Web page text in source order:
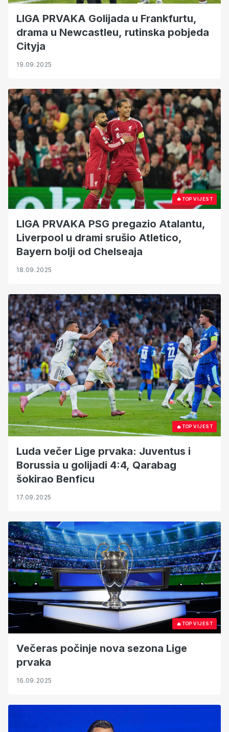
LIGA PRVAKA Golijada u Frankfurtu,
drama u Newcastleu, rutinska pobjeda
Cityja
19.09.2025
🔥TOP VIJEST
LIGA PRVAKA PSG pregazio Atalantu,
Liverpool u drami srušio Atletico,
Bayern bolji od Chelseaja
18.09.2025
🔥TOP VIJEST
Luda večer Lige prvaka: Juventus i
Borussia u golijadi 4:4, Qarabag
šokirao Benficu
17.09.2025
🔥TOP VIJEST
Večeras počinje nova sezona Lige
prvaka
16.09.2025